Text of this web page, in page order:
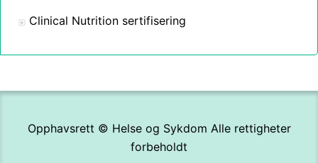
Clinical Nutrition sertifisering
Opphavsrett © Helse og Sykdom Alle rettigheter
forbeholdt